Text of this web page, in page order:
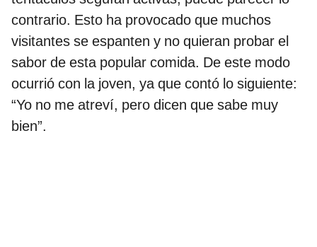
contrario. Esto ha provocado que muchos
visitantes se espanten y no quieran probar el
sabor de esta popular comida. De este modo
ocurrió con la joven, ya que contó lo siguiente:
“Yo no me atreví, pero dicen que sabe muy
bien”.